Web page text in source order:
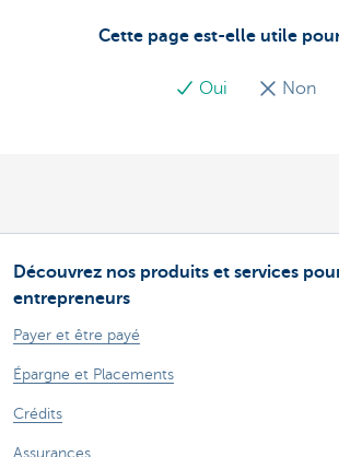
Cette page est-elle utile
Oui Non
Découvrez nos produits et services
entrepreneurs
Payer et être payé
Épargne et Placements
Crédits
Assurances